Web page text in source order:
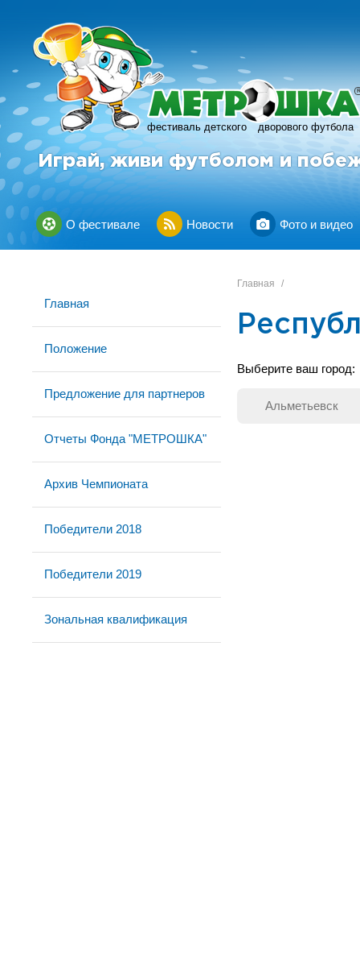
фестиваль детского дворового футбола
R
Играй, живи футболом и
О фестивале Новости Фото и видео
Главная
Положение
Предложение для партнеров
Отчеты Фонда "МЕТРОШКА"
Архив Чемпионата
Победители 2018
Победители 2019
Зональная квалификация
Главная /
Выберите ваш город:
Альметьевск